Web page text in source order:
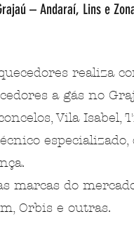
– Andaraí, Lins e
realiza
a gás no
Vila Isabel,
marcas do
Orbis e outras.